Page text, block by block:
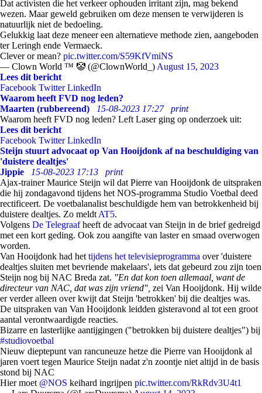
Dat activisten die het verkeer ophouden irritant zijn, mag bekend
wezen. Maar geweld gebruiken om deze mensen te verwijderen is
natuurlijk niet de bedoeling.
Gelukkig laat deze meneer een alternatieve methode zien, aangeboden
ter Leringh ende Vermaeck.
Clever or mean? pic.twitter.com/S59KfVmiNS
— Clown World ™ 🤡 (@ClownWorld_) August 15, 2023
Lees dit bericht
Facebook Twitter LinkedIn
Waarom heeft FVD nog leden?
Maarten (rubbereend)
15-08-2023 17:27
print
Waarom heeft FVD nog leden? Left Laser ging op onderzoek uit:
Lees dit bericht
Facebook Twitter LinkedIn
Steijn stuurt advocaat op Van Hooijdonk af na beschuldiging van
'duistere dealtjes'
Jippie
15-08-2023 17:13
print
Ajax-trainer Maurice Steijn wil dat Pierre van Hooijdonk de uitspraken
die hij zondagavond tijdens het NOS-programma Studio Voetbal deed
rectificeert. De voetbalanalist beschuldigde hem van betrokkenheid bij
duistere dealtjes. Zo meldt AT5.
Volgens De Telegraafheeft de advocaat van Steijn in de brief gedreigd
met een kort geding. Ook zou aangifte van laster en smaad overwogen
worden.
Van Hooijdonk had het tijdens het televisieprogramma over 'duistere
dealtjes sluiten met bevriende makelaars', iets dat gebeurd zou zijn toen
Steijn nog bij NAC Breda zat. "En dat kon toen allemaal, want de
directeur van NAC, dat was zijn vriend", zei Van Hooijdonk. Hij wilde
er verder alleen over kwijt dat Steijn 'betrokken' bij die dealtjes was.
De uitspraken van Van Hooijdonk leidden gisteravond al tot een groot
aantal verontwaardigde reacties.
Bizarre en lasterlijke aantijgingen ("betrokken bij duistere dealtjes") bij
#studiovoetbal
Nieuw dieptepunt van rancuneuze hetze die Pierre van Hooijdonk al
jaren voert tegen Maurice Steijn nadat z'n zoontje niet altijd in de basis
stond bij NAC
Hier moet @NOS keihard ingrijpen pic.twitter.com/RkRdv3U4t1